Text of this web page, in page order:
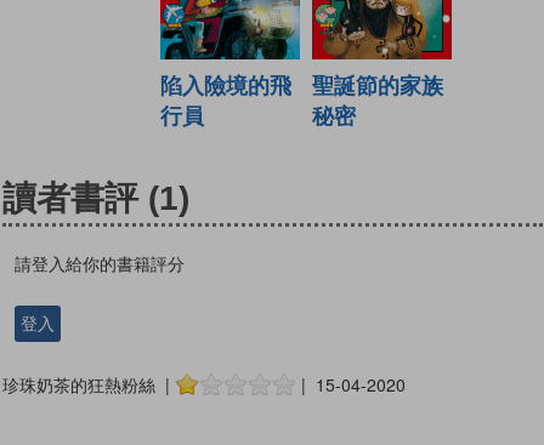
陷入險境的飛
行員
聖誕節的家族
秘密
讀者書評 (1)
請登入給你的書籍評分
登入
珍珠奶茶的狂熱粉絲 | | 15-04-2020